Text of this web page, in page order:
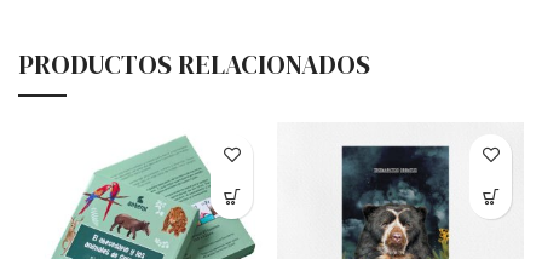
PRODUCTOS RELACIONADOS